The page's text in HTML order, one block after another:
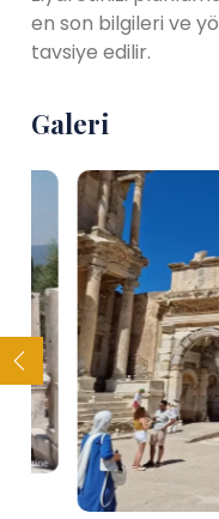
en son bilgileri ve
tavsiye edilir.
Galeri